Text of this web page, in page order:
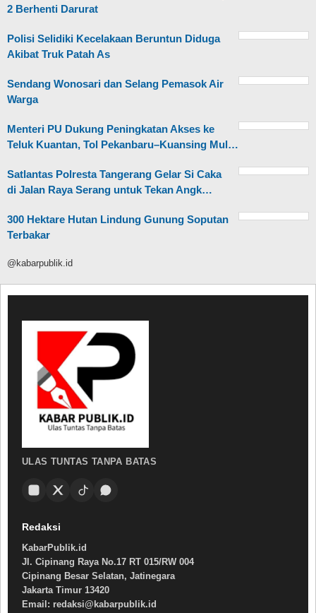
2 Berhenti Darurat
Polisi Selidiki Kecelakaan Beruntun Diduga
Akibat Truk Patah As
Sendang Wonosari dan Selang Pemasok Air
Warga
Menteri PU Dukung Peningkatan Akses ke
Teluk Kuantan, Tol Pekanbaru–Kuansing Mul…
Satlantas Polresta Tangerang Gelar Si Caka
di Jalan Raya Serang untuk Tekan Angk…
300 Hektare Hutan Lindung Gunung Soputan
Terbakar
@kabarpublik.id
ULAS TUNTAS TANPA BATAS
Redaksi
KabarPublik.id
Jl. Cipinang Raya No.17 RT 015/RW 004
Cipinang Besar Selatan, Jatinegara
Jakarta Timur 13420
Email: redaksi@kabarpublik.id